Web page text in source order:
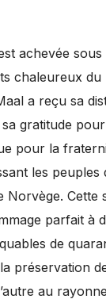
achevée sous
chaleureux du
a reçu sa
gratitude
pour la
les peuples
Norvège. Cette
parfait à
de
préservation
au